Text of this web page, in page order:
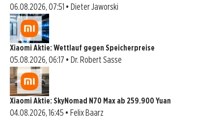
06.08.2026, 07:51 • Dieter Jaworski
Xiaomi Aktie: Wettlauf gegen Speicherpreise
05.08.2026, 06:17 • Dr. Robert Sasse
Xiaomi Aktie: SkyNomad N70 Max ab 259.900 Yuan
04.08.2026, 16:45 • Felix Baarz